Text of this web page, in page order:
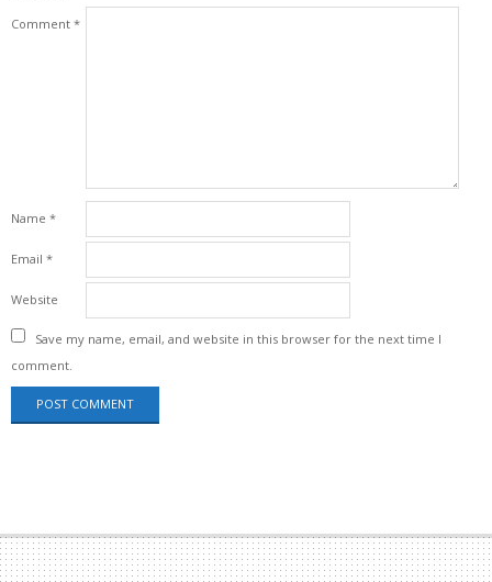
Comment *
Name *
Email *
Website
Save my name, email, and website in this browser for the next time I
comment.